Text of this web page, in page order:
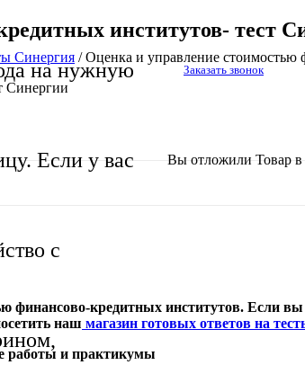
на нужную
Если у вас
с
Заказать звонок
Вы отложили Товар в
институтов- тест
Синергия /Оценка и управление стоимостью
Синергии
кредитных институтов. Если
наш магазин готовых ответов на
работы и практикумы